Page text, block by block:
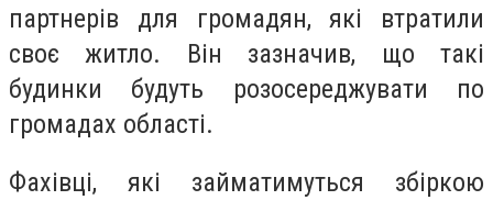
партнерів для громадян, які втратили
своє житло. Він зазначив, що такі
будинки будуть розосереджувати по
громадах області.
Фахівці, які займатимуться збіркою